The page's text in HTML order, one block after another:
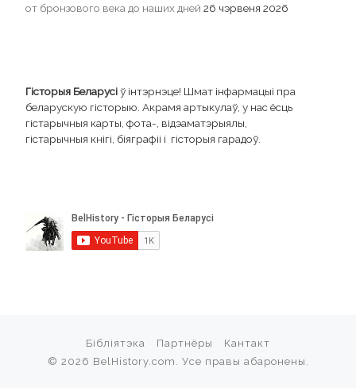
от бронзового века до наших дней 26 чэрвеня 2026
Гісторыя Беларусіў інтэрнэце! Шмат інфармацыі пра
беларускую гісторыю. Акрамя артыкулаў, у нас ёсць
гістарычныя карты, фота-, відэаматэрыялы,
гістарычныя кнігі, біяграфіі і гісторыя гарадоў.
Бібліятэка Партнёры
Кантакт
© 2026 BelHistory.com . Усе правы абаронены.